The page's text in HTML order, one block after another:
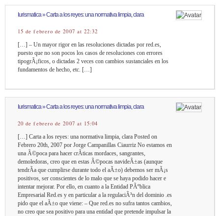
Iurismatica » Carta a los reyes: una normativa limpia, clara
15 de febrero de 2007 at 22:32
[…] – Un mayor rigor en las resoluciones dictadas por red.es,
puesto que no son pocos los casos de resoluciones con errores
tipogrÃ¡ficos, o dictadas 2 veces con cambios sustanciales en los
fundamentos de hecho, etc. […]
Iurismatica » Carta a los reyes: una normativa limpia, clara
20 de febrero de 2007 at 15:04
[…] Carta a los reyes: una normativa limpia, clara Posted on
Febrero 20th, 2007 por Jorge Campanillas Ciaurriz No estamos en
una Ã©poca para hacer crÃ­ticas mordaces, sangrantes,
demoledoras, creo que en estas Ã©pocas navideÃ±as (aunque
tendrÃ­a que cumplirse durante todo el aÃ±o) debemos ser mÃ¡s
positivos, ser conscientes de lo malo que se haya podido hacer e
intentar mejorar. Por ello, en cuanto a la Entidad PÃºblica
Empresarial Red.es y en particular a la regulaciÃ³n del dominio .es
pido que el aÃ±o que viene: – Que red.es no sufra tantos cambios,
no creo que sea positivo para una entidad que pretende impulsar la